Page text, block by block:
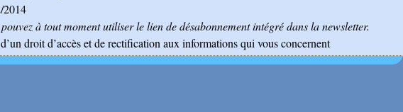
2014
à tout moment utiliser le lien de désabonnement intégré dans la newsletter.
droit d’accès et de rectification aux informations qui vous concernent